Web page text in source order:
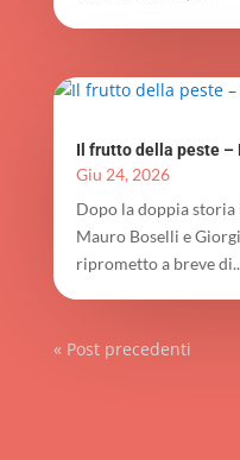
Il frutto della peste –
Giu 24, 2026
Dopo la doppia
Mauro Boselli e
riprometto a breve
« Post precedenti